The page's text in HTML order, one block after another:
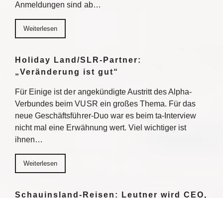
Anmeldungen sind ab…
Weiterlesen
Holiday Land/SLR-Partner:
„Veränderung ist gut“
Für Einige ist der angekündigte Austritt des Alpha-
Verbundes beim VUSR ein großes Thema. Für das
neue Geschäftsführer-Duo war es beim ta-Interview
nicht mal eine Erwähnung wert. Viel wichtiger ist
ihnen…
Weiterlesen
Schauinsland-Reisen: Leutner wird CEO,